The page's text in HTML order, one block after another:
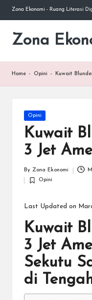
Skip
content
Zona Ekonomi - Ruang Literasi
Zona
Ruang
Home - Opini - Kuwait
Posted
in
Opini
Kuwait
3 Jet
by
By Zona Ekonomi
Posted
Opini
Last Updated on
Kuwait
3 Jet
Sekutu
di